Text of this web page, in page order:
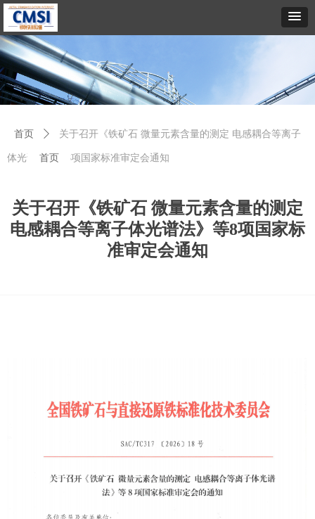
关于召开《铁矿石 微量元素含量的测定
电感耦合等离子体光谱法》等8项国家标
准审定会通知
首页 ꄲ 关于召开《铁矿石 微量元素含量的测定 电感耦合等离子
体光谱法》等8项国家标准审定会通知
首页